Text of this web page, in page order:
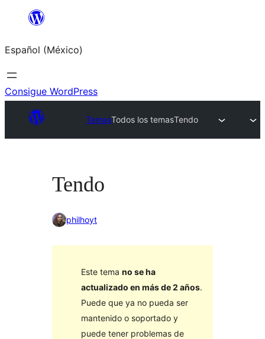
Saltar
contenido
Español (México)
Consigue WordPress
TemasTodos los temasTendo
Tendo
philhoyt
Este tema no se ha
actualizado en más de 2 años.
Puede que ya no pueda ser
mantenido o soportado y
puede tener problemas de